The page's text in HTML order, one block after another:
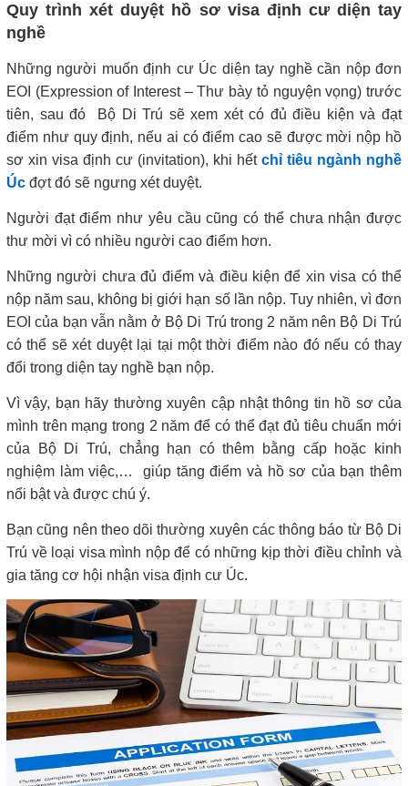
Quy trình xét duyệt hồ sơ visa định cư diện tay
nghề
Những người muốn định cư Úc diện tay nghề cần nộp đơn
EOI (Expression of Interest – Thư bày tỏ nguyện vọng) trước
tiên, sau đó Bộ Di Trú sẽ xem xét có đủ điều kiện và đạt
điểm như quy định, nếu ai có điểm cao sẽ được mời nộp hồ
sơ xin visa định cư (invitation), khi hết chỉ tiêu ngành nghề
Úc đợt đó sẽ ngưng xét duyệt.
Người đạt điểm như yêu cầu cũng có thể chưa nhận được
thư mời vì có nhiều người cao điểm hơn.
Những người chưa đủ điểm và điều kiện để xin visa có thể
nộp năm sau, không bị giới hạn số lần nộp. Tuy nhiên, vì đơn
EOI của bạn vẫn nằm ở Bộ Di Trú trong 2 năm nên Bộ Di Trú
có thể sẽ xét duyệt lại tại một thời điểm nào đó nếu có thay
đổi trong diện tay nghề bạn nộp.
Vì vậy, bạn hãy thường xuyên cập nhật thông tin hồ sơ của
mình trên mạng trong 2 năm để có thể đạt đủ tiêu chuẩn mới
của Bộ Di Trú, chẳng hạn có thêm bằng cấp hoặc kinh
nghiệm làm việc,… giúp tăng điểm và hồ sơ của bạn thêm
nổi bật và được chú ý.
Bạn cũng nên theo dõi thường xuyên các thông báo từ Bộ Di
Trú về loại visa mình nộp để có những kịp thời điều chỉnh và
gia tăng cơ hội nhận visa định cư Úc.